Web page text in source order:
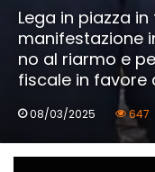
Lega in piazza
manifestazione
no al riarmo e
fiscale in favore
08/03/2025 647